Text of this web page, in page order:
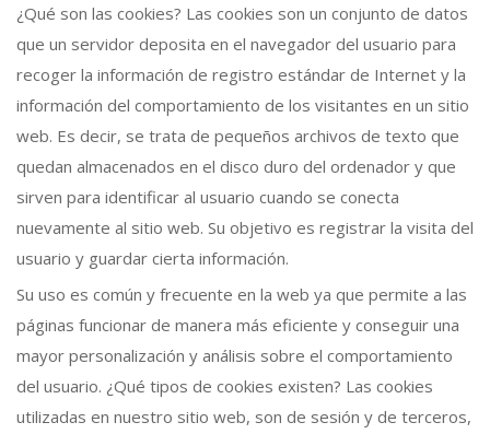
¿Qué son las cookies? Las cookies son un conjunto de datos
que un servidor deposita en el navegador del usuario para
recoger la información de registro estándar de Internet y la
información del comportamiento de los visitantes en un sitio
web. Es decir, se trata de pequeños archivos de texto que
quedan almacenados en el disco duro del ordenador y que
sirven para identificar al usuario cuando se conecta
nuevamente al sitio web. Su objetivo es registrar la visita del
usuario y guardar cierta información.
Su uso es común y frecuente en la web ya que permite a las
páginas funcionar de manera más eficiente y conseguir una
mayor personalización y análisis sobre el comportamiento
del usuario. ¿Qué tipos de cookies existen? Las cookies
utilizadas en nuestro sitio web, son de sesión y de terceros,